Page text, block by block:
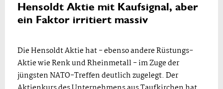
Hensoldt Aktie mit Kaufsignal, aber
ein Faktor irritiert massiv
Die Hensoldt Aktie hat - ebenso andere Rüstungs-
Aktie wie Renk und Rheinmetall - im Zuge der
jüngsten NATO-Treffen deutlich zugelegt. Der